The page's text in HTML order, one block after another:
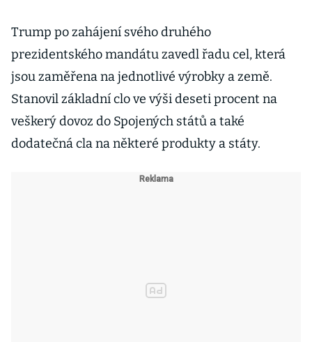
Trump po zahájení svého druhého
prezidentského mandátu zavedl řadu cel, která
jsou zaměřena na jednotlivé výrobky a země.
Stanovil základní clo ve výši deseti procent na
veškerý dovoz do Spojených států a také
dodatečná cla na některé produkty a státy.